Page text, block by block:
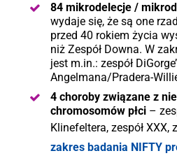
84 mikrodelecje /
wydaje się, że są one
przed 40 rokiem życia
niż Zespół Downa. W
jest m.in.: zespół
Angelmana/Pradera-
4 choroby związane z
chromosomów płci –
Klinefeltera, zespół XXX,
zakres badania NIFTY